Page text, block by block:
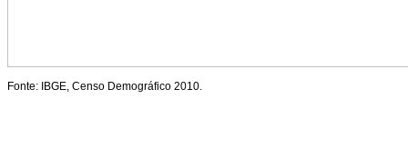
Fonte: IBGE, Censo Demográfico 2010.